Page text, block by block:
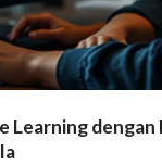
Learning